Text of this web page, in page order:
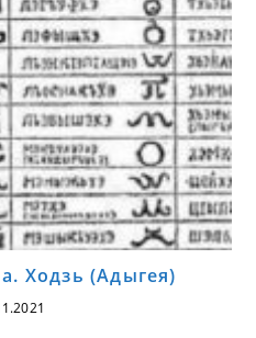
Ходзь (Адыгея)